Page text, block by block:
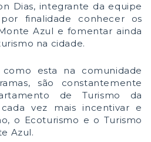
Dias, integrante da equipe
finalidade conhecer os
Azul e fomentar ainda
na cidade.
como esta na comunidade
são constantemente
de Turismo da
vez mais incentivar e
o Ecoturismo e o Turismo
Azul.